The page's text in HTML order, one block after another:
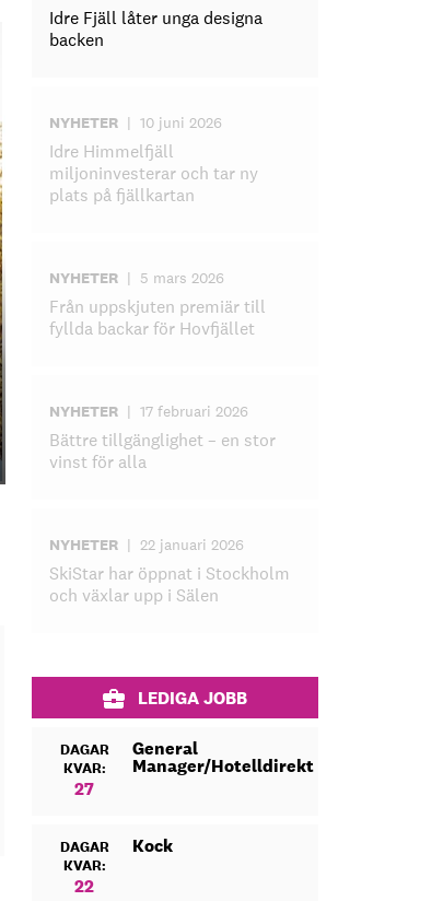
Idre Fjäll låter unga designa
backen
NYHETER | 10 juni 2026
Idre Himmelfjäll
miljoninvesterar och tar ny
plats på fjällkartan
NYHETER | 5 mars 2026
Från uppskjuten premiär till
fyllda backar för Hovfjället
NYHETER | 17 februari 2026
Bättre tillgänglighet – en stor
vinst för alla
NYHETER | 22 januari 2026
SkiStar har öppnat i Stockholm
och växlar upp i Sälen
LEDIGA JOBB
DAGAR
KVAR:
27
General
Manager/Hotelldirektör
DAGAR
KVAR:
22
Kock